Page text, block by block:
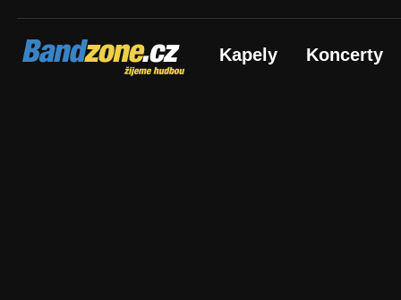
Bandzone.cz
žijeme hudbou Kapely Koncerty